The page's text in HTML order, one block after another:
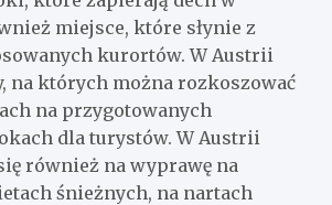
miejsce, które słynie z
kurortów. W Austrii
na których można rozkoszować
na przygotowanych
dla turystów. W Austrii
również na wyprawę na
śnieżnych, na nartach